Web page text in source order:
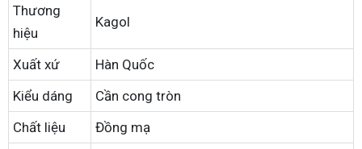
Thương
hiệu
Kagol
Xuất xứ
Hàn Quốc
Kiểu dáng
Cần cong tròn
Chất liệu
Đồng mạ